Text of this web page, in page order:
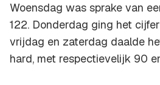
Woensdag was sprake van
122. Donderdag ging het
vrijdag en zaterdag daalde
hard, met respectievelijk 90